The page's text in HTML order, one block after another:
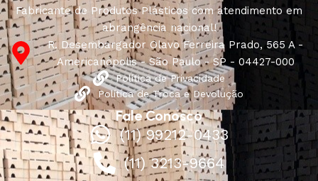
Fabricante de Produtos Plásticos com atendimento em
abrangência nacional!
R. Desembargador Olavo Ferreira Prado, 565 A -
Americanópolis - São Paulo - SP - 04427-000
Política de Privacidade
Política de Troca e Devolução
Fale Conosco
(11) 99212-0433
(11) 3213-9664